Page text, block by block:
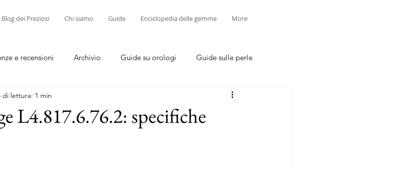
Blog dei Preziosi Chi siamo Guide Enciclopedia delle gemme More
e recensioni Archivio Guide su orologi Guide sulle perle
Guide su corallo e cammei
L4.817.6.76.2: specifiche
di lettura: 1 min